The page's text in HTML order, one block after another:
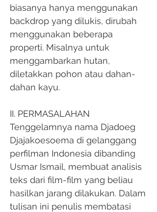
biasanya hanya menggunakan
backdrop yang dilukis, dirubah
menggunakan beberapa
properti. Misalnya untuk
menggambarkan hutan,
diletakkan pohon atau dahan-
dahan kayu.
II. PERMASALAHAN
Tenggelamnya nama Djadoeg
Djajakoesoema di gelanggang
perfilman Indonesia dibanding
Usmar Ismail, membuat analisis
teks dari film-film yang beliau
hasilkan jarang dilakukan. Dalam
tulisan ini penulis membatasi